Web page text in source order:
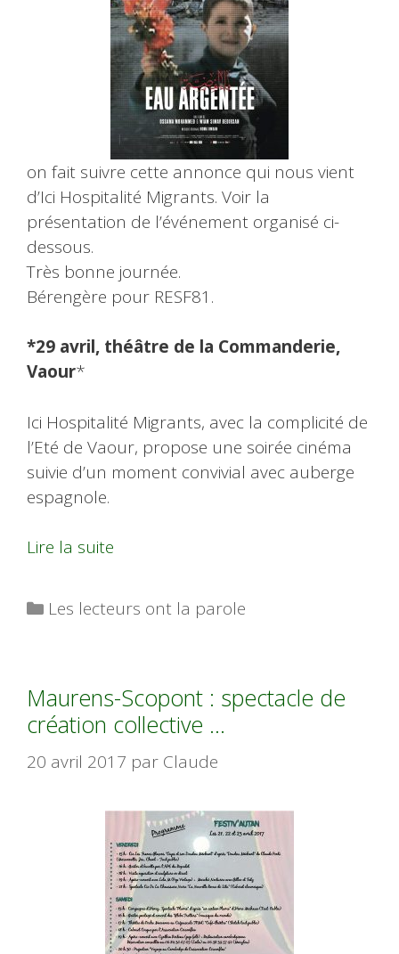
on fait suivre cette annonce qui nous vient
d’Ici Hospitalité Migrants. Voir la
présentation de l’événement organisé ci-
dessous.
Très bonne journée.
Bérengère pour RESF81.
*29 avril, théâtre de la Commanderie,
Vaour*
Ici Hospitalité Migrants, avec la complicité de
l’Eté de Vaour, propose une soirée cinéma
suivie d’un moment convivial avec auberge
espagnole.
Lire la suite
Catégories
Les lecteurs ont la parole
Maurens-Scopont : spectacle de
création collective …
20 avril 2017 par Claude